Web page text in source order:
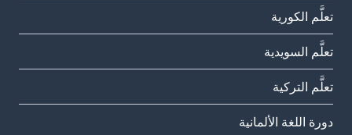
تعلَّم الكورية
تعلَّم السويدية
تعلَّم التركية
دورة اللغة الألمانية